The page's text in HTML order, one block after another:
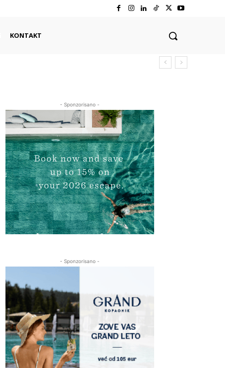
KONTAKT
- Sponzorisano -
- Sponzorisano -